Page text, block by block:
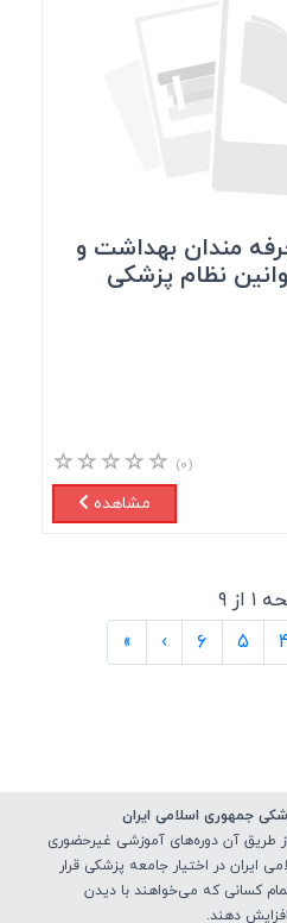
مندان بهداشت و
نظام پزشکی
(۰)
مشاهده
از ۹
۵ ۶ ›
»
جمهوری اسلامی ایران
طریق آن دوره‌های آموزشی غیرحضوری
ایران در اختیار جامعه پزشکی قرار
کسانی که می‌خواهند با دیدن
دهند.